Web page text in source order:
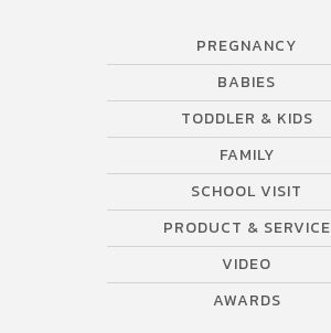
PREGNANCY
BABIES
TODDLER & KIDS
FAMILY
SCHOOL VISIT
PRODUCT & SERVICE
VIDEO
AWARDS